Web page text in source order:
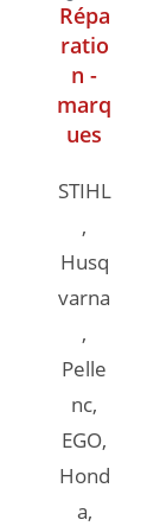
Répa
ratio
n -
marq
ues
STIHL
,
Husq
varna
,
Pelle
nc,
EGO,
Hond
a,